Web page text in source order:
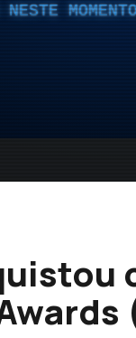
NESTE